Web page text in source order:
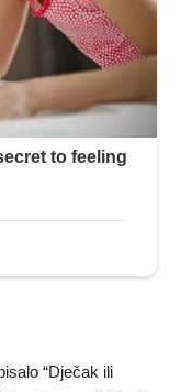
“Dječak ili